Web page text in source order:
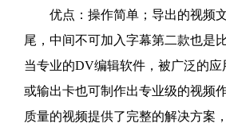
优点：操作简单；导出的视频文
尾，中间不可加入字幕第二款也是
当专业的DV编辑软件，被广泛的
或输出卡也可制作出专业级的视频
质量的视频提供了完整的解决方案